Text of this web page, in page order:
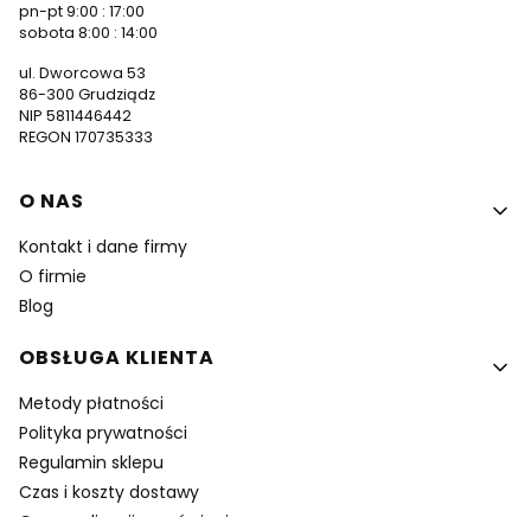
pn-pt 9:00 : 17:00
sobota 8:00 : 14:00
ul. Dworcowa 53
86-300 Grudziądz
NIP 5811446442
REGON 170735333
Linki w stopce
O NAS
Kontakt i dane firmy
O firmie
Blog
OBSŁUGA KLIENTA
Metody płatności
Polityka prywatności
Regulamin sklepu
Czas i koszty dostawy